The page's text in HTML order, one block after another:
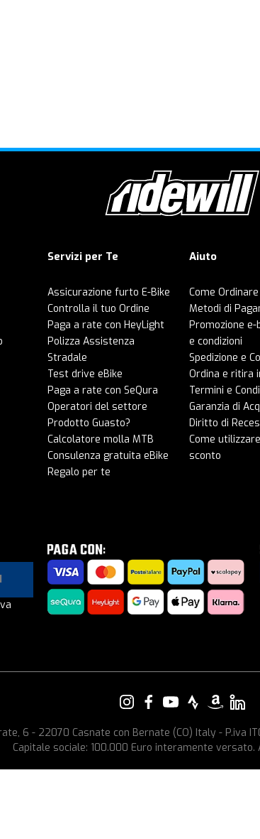
Servizi per Te
Assicurazione furto E-Bike
Controlla il tuo Ordine
Paga a rate con HeyLight
Polizza Assistenza
Stradale
Test drive eBike
Paga a rate con SeQura
Operatori del settore
Prodotto Guasto?
Calcolatore molla MTB
Consulenza gratuita eBike
Regalo per te
Aiuto
Come Ordinare
Metodi di
Promozione e-
e condizioni
Spedizione e
Ordina e ritira
Termini e
Garanzia di
Diritto di
Come
sconto
6 - 22070 Casnate con Bernate (CO) Italy - P.iva
Capitale sociale: 100.000 Euro interamente versato.